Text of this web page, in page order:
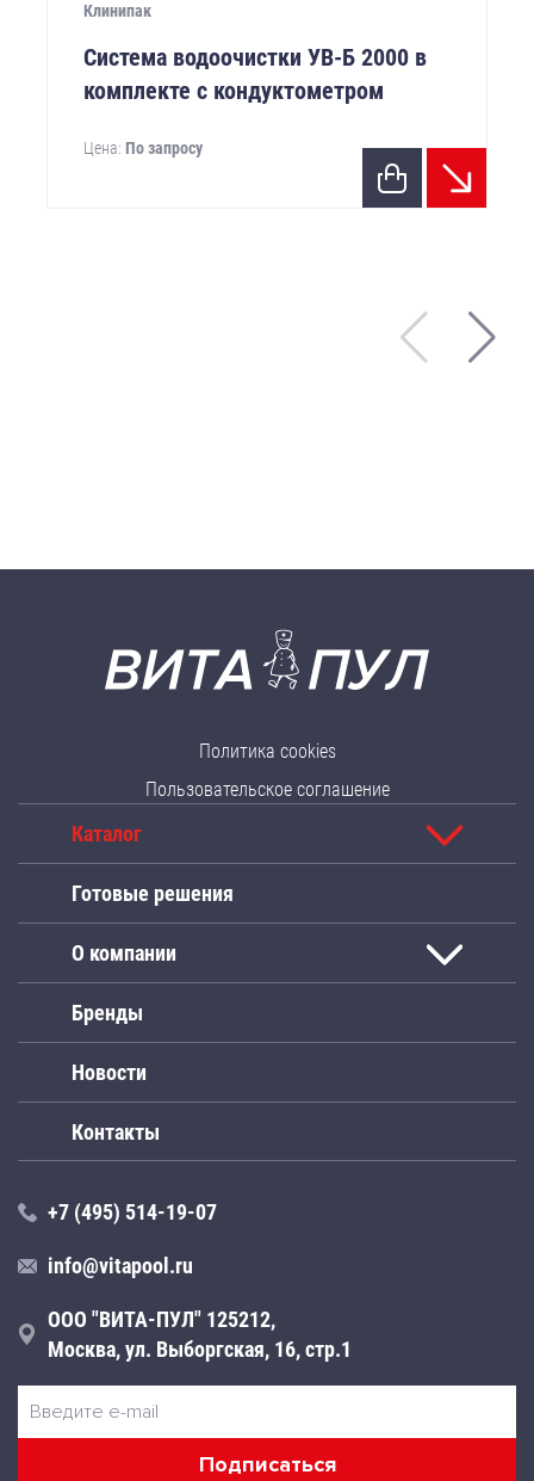
Клинипак
Система водоочистки УВ-Б 2000 в
комплекте с кондуктометром
Цена: По запросу
Политика cookies
Пользовательское соглашение
Каталог
Готовые решения
О компании
Бренды
Новости
Контакты
+7 (495) 514-19-07
info@vitapool.ru
ООО "ВИТА-ПУЛ" 125212,
Москва, ул. Выборгская, 16, стр.1